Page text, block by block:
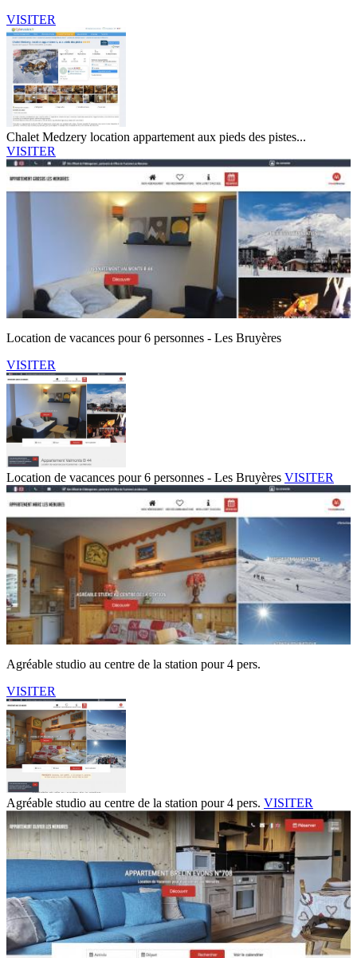
VISITER
Chalet Medzery location appartement aux pieds des pistes...
VISITER
Location de vacances pour 6 personnes - Les Bruyères
VISITER
Location de vacances pour 6 personnes - Les Bruyères VISITER
Agréable studio au centre de la station pour 4 pers.
VISITER
Agréable studio au centre de la station pour 4 pers. VISITER